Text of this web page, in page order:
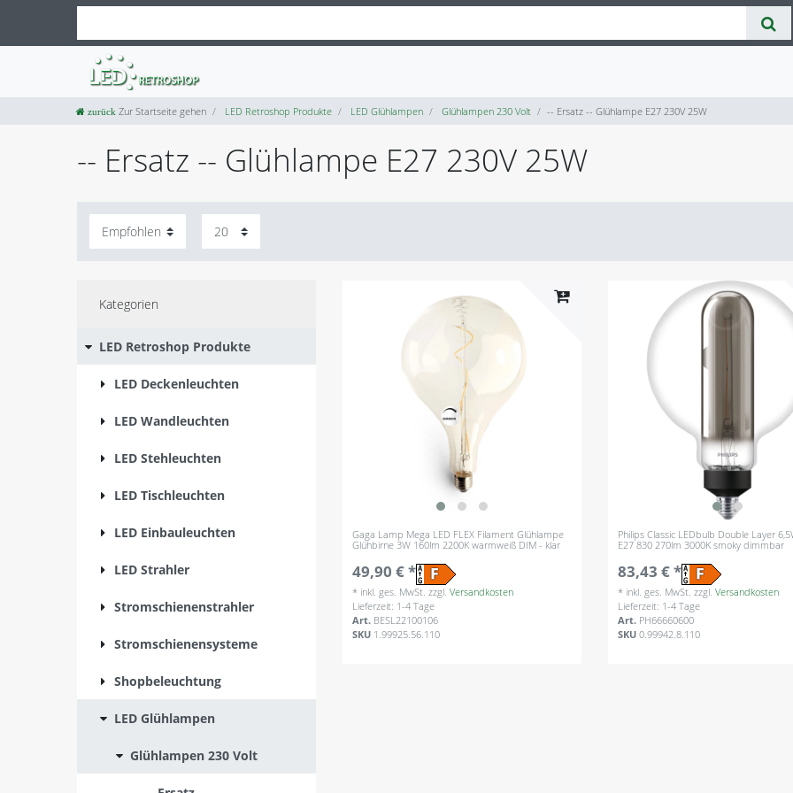
Zur Startseite gehen LED Retroshop Produkte LED Glühlampen Glühlampen 230 Volt -- Ersatz -- Glühlampe E27 230V 25W
-- Ersatz -- Glühlampe E27 230V 25W
Kategorien
LED Retroshop Produkte
LED Deckenleuchten
LED Wandleuchten
LED Stehleuchten
LED Tischleuchten
LED Einbauleuchten
LED Strahler
Stromschienenstrahler
Stromschienensysteme
Shopbeleuchtung
LED Glühlampen
Glühlampen 230 Volt
Gaga Lamp Mega LED FLEX Filament Glühlampe
Glühbirne 3W 160lm 2200K warmweiß DIM - klar
49,90 € *
* inkl. ges. MwSt. zzgl.Versandkosten
Lieferzeit: 1-4 Tage
Art. BESL22100106
SKU 1.99925.56.110
Philips Classic LEDbulb Double Layer
E27 830 270lm 3000K smoky dimmbar
83,43 € *
* inkl. ges. MwSt. zzgl.Versandkosten
Lieferzeit: 1-4 Tage
Art. PH66660600
SKU0.99942.8.110